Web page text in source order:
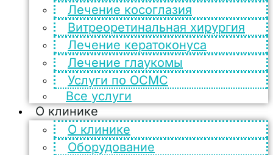
Лечение косоглазия
Витреоретинальная хирургия
Лечение кератоконуса
Лечение глаукомы
Услуги по ОСМС
Все услуги
О клинике
О клинике
Оборудование